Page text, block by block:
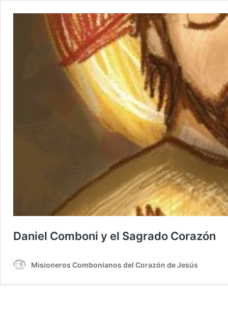
Daniel Comboni y el Sagrado Corazón
Misioneros Combonianos del Corazón de Jesús